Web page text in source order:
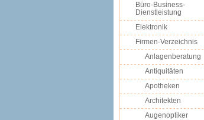
Büro-Business-
Dienstleistung
Elektronik
Firmen-Verzeichnis
Anlagenberatung
Antiquitäten
Apotheken
Architekten
Augenoptiker